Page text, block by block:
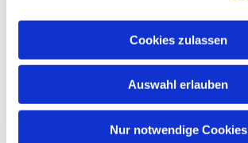
Cookies zulassen
Auswahl erlauben
Nur notwendige Cookies